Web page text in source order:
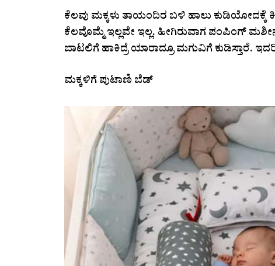
ಕೆಲವು ಮಕ್ಕಳು ತಾಯಂದಿರ ಬಳಿ ಹಾಲು ಕುಡಿಯೋದಕ್ಕೆ
ಕೆಲವೊಮ್ಮೆ ಇಲ್ಲವೇ ಇಲ್ಲ. ಹೀಗಿರುವಾಗ ಪಂಪಿಂಗ್‌
ಬಾಟಲಿಗೆ ಹಾಕಿದ್ರೆ ಯಾರಾದ್ರೂ ಮಗುವಿಗೆ ಕುಡಿಸ್ತಾರೆ.
ಮಕ್ಕಳಿಗೆ ಪುಟಾಣಿ ಬೆಡ್‌